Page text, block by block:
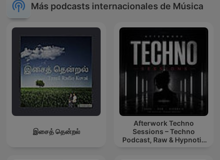
Más podcasts internacionales de Música
இசைத் தென்றல்
Afterwork Techno
Sessions – Techno
Podcast, Raw & Hypnotic